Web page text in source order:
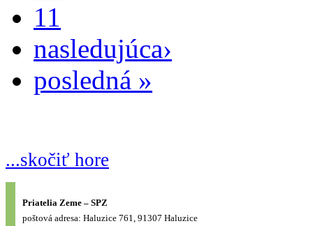
11
nasledujúca›
posledná »
...skočiť hore
Priatelia Zeme – SPZ
poštová adresa: Haluzice 761, 91307 Haluzice